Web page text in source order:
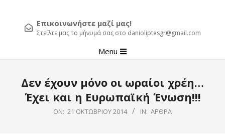
Επικοινωνήστε μαζί μας!
Στείλτε μας το μήνυμά σας στο danioliptesgr@gmail.com
Navigation
Menu
Δεν έχουν μόνο οι ωραίοι χρέη…
Έχει και η Ευρωπαϊκή Ένωση!!!
ON: 21 ΟΚΤΩΒΡΊΟΥ 2014 IN: ΆΡΘΡΑ